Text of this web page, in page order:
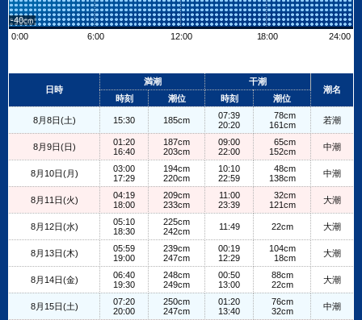
-40
0:00
6:00 12:00 18:00 24:00
+
日時
満潮
干潮
潮名
時刻
潮位 時刻 潮位
8月8日(土) 15:30 185cm
07:39
20:20
78cm
161cm
若潮
8月9日(日)
01:20
16:40
187cm
203cm
09:00
22:00
65cm
152cm
中潮
8月10日(月)
03:00
17:29
194cm
220cm
10:10
22:59
48cm
138cm
中潮
8月11日(火)
04:19
18:00
209cm
233cm
11:00
23:39
32cm
121cm
大潮
8月12日(水)
05:10
18:30
225cm
242cm
11:49 22cm 大潮
8月13日(木)
05:59
19:00
239cm
247cm
00:19
12:29
104cm
18cm
大潮
8月14日(金)
06:40
19:30
248cm
249cm
00:50
13:00
88cm
22cm
大潮
8月15日(土)
07:20
20:00
250cm
247cm
01:20
13:40
76cm
32cm
中潮